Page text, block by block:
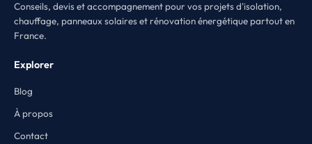
Conseils, devis et accompagnement pour vos projets d'isolation,
chauffage, panneaux solaires et rénovation énergétique partout en
France.
Explorer
Blog
À propos
Contact